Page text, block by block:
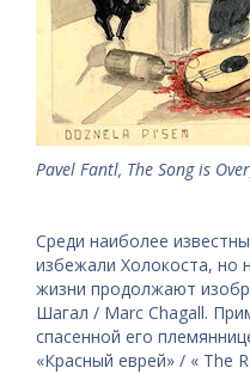
Pavel Fantl, The Song is
Среди наиболее
избежали Холокоста, но
жизни продолжают
Шагал / Marc Chagall.
спасенной его
«Красный еврей» / « The